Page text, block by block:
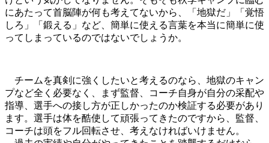
にあたって首脳陣が何も考えてないから、「地獄だ」「覚悟
しろ」「鍛える」など、簡単に使える言葉を本当に簡単に使
ってしまっているのではないでしょうか。
チームを真剣に強くしたいと考えるのなら、地獄のキャン
プなど全く必要なく、まず監督、コーチ自身が自分の采配や
指導、選手への接し方が正しかったのか検証する必要があり
ます。選手は体を酷使して頑張ってきたのですから、監督、
コーチは頭をフル回転させ、考えなければいけません。